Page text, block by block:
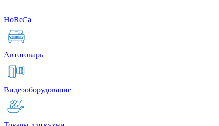
HoReCa
Автотовары
Видеооборудование